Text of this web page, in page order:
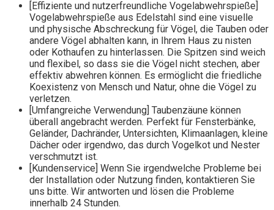
[Effiziente und nutzerfreundliche Vogelabwehrspieße]
Vogelabwehrspieße aus Edelstahl sind eine visuelle
und physische Abschreckung für Vögel, die Tauben oder
andere Vögel abhalten kann, in Ihrem Haus zu nisten
oder Kothaufen zu hinterlassen. Die Spitzen sind weich
und flexibel, so dass sie die Vögel nicht stechen, aber
effektiv abwehren können. Es ermöglicht die friedliche
Koexistenz von Mensch und Natur, ohne die Vögel zu
verletzen.
[Umfangreiche Verwendung] Taubenzäune können
überall angebracht werden. Perfekt für Fensterbänke,
Geländer, Dachränder, Untersichten, Klimaanlagen, kleine
Dächer oder irgendwo, das durch Vogelkot und Nester
verschmutzt ist.
[Kundenservice] Wenn Sie irgendwelche Probleme bei
der Installation oder Nutzung finden, kontaktieren Sie
uns bitte. Wir antworten und lösen die Probleme
innerhalb 24 Stunden.